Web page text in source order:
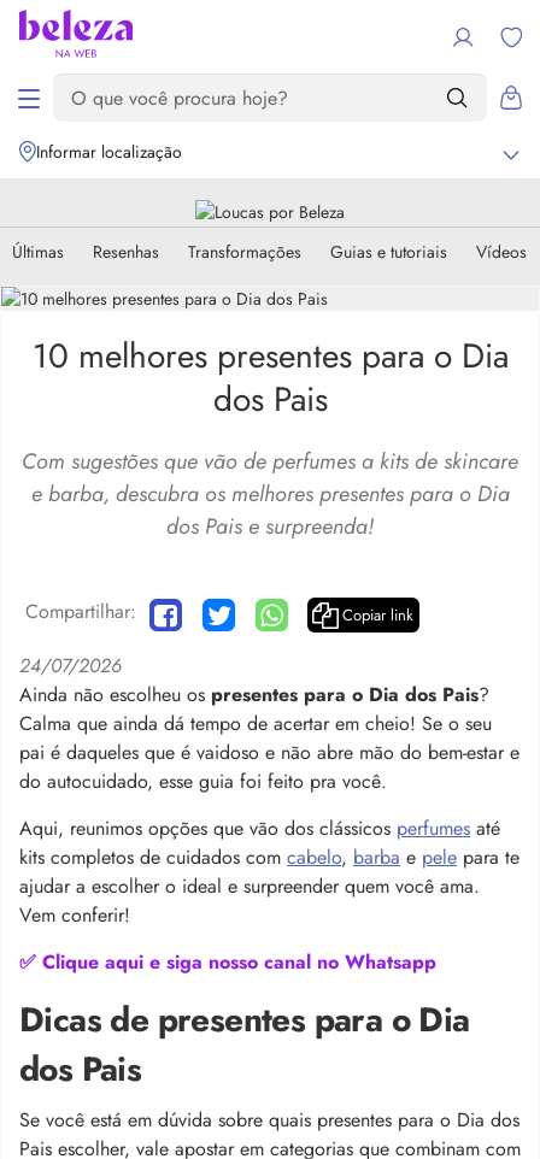
Informar localização
Últimas Resenhas Transformações Guias e tutoriais Vídeos
10 melhores presentes para o Dia
dos Pais
Com sugestões que vão de perfumes a kits de skincare
e barba, descubra os melhores presentes para o Dia
dos Pais e surpreenda!
Compartilhar: Copiar link
24/07/2026
Ainda não escolheu os presentes para o Dia dos Pais?
Calma que ainda dá tempo de acertar em cheio! Se o seu
pai é daqueles que é vaidoso e não abre mão do bem-estar e
do autocuidado, esse guia foi feito pra você.
Aqui, reunimos opções que vão dos clássicos perfumes até
kits completos de cuidados com cabelo, barba e pele para te
ajudar a escolher o ideal e surpreender quem você ama.
Vem conferir!
✅ Clique aqui e siga nosso canal no Whatsapp
Dicas de presentes para o Dia
dos Pais
Se você está em dúvida sobre quais presentes para o Dia dos
Pais escolher, vale apostar em categorias que combinam com